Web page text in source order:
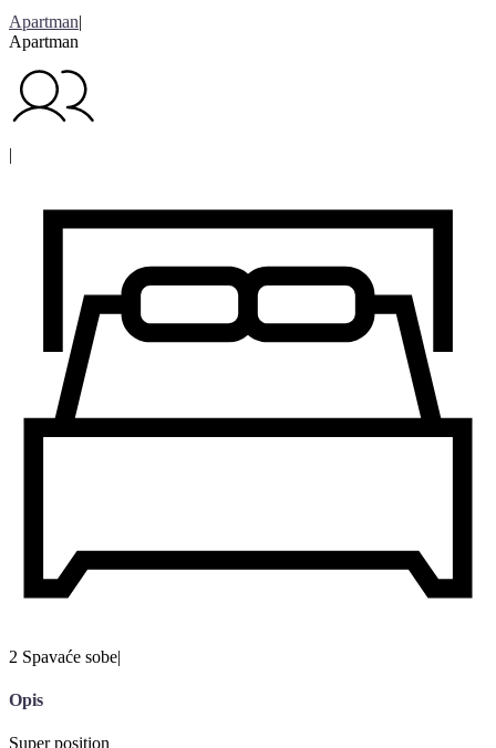
Apartman|
Apartman
|
2 Spavaće sobe|
Opis
Super position